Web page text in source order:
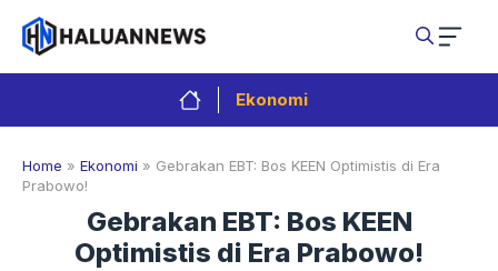
Langsung
isi
Ekonomi
Home » Ekonomi » Gebrakan EBT: Bos KEEN Optimistis di Era
Prabowo!
Gebrakan EBT: Bos KEEN
Optimistis di Era Prabowo!